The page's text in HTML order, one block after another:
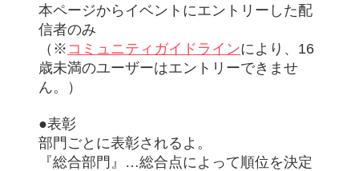
本ページからイベントにエントリーした配
信者のみ
（※ コミュニティガイドラインにより、16
歳未満のユーザーはエントリーできませ
ん。）
●表彰
部門ごとに表彰されるよ。
『総合部門』…総合点によって順位を決定